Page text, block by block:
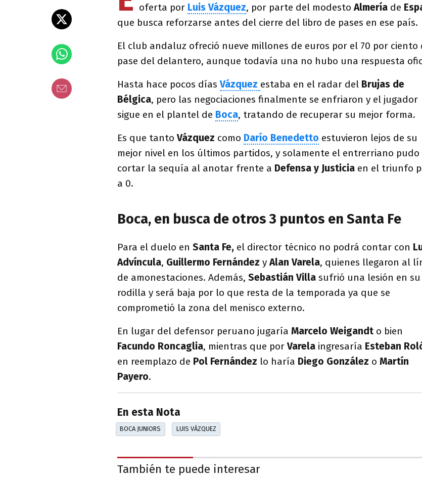
oferta por Luis Vázquez, por parte del modestoAlmería de
que busca reforzarse antes del cierre del libro de pases en ese país.
El club andaluz ofreció nueve millones de euros por el 70 por ciento
pase del delantero, aunque todavía una no hubo una respuesta
Hasta hace pocos díasVázquez estaba en el radar del Brujas de
Bélgica, pero las negociaciones finalmente se enfriaron y el jugador
sigue en el plantel de Boca, tratando de recuperar su mejor forma.
Es que tantoVázquez como Darío Benedetto estuvieron lejos de su
mejor nivel en los últimos partidos, y solamente el entrerriano pudo
cortar la sequía al anotar frente a Defensa y Justicia en el triunfo
a 0.
Boca, en busca de otros 3 puntos en Santa Fe
Para el duelo en Santa Fe, el director técnico no podrá contar con
Advíncula, Guillermo Fernández yAlan Varela, quienes llegaron al
de amonestaciones. Además, Sebastián Villa sufrió una lesión en su
rodilla y será baja por lo que resta de la temporada ya que se
comprometió la zona del menisco externo.
En lugar del defensor peruano jugaría Marcelo Weigandt o bien
Facundo Roncaglia, mientras que porVarela ingresaría Esteban
en reemplazo de Pol Fernández lo haría Diego González o Martín
Payero.
En esta Nota
BOCA JUNIORS LUIS VÁZQUEZ
También te puede interesar